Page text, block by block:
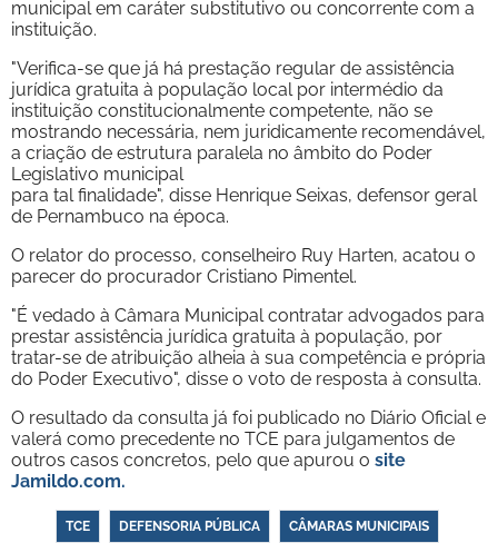
municipal em caráter substitutivo ou concorrente com a
instituição.
"Verifica-se que já há prestação regular de assistência
jurídica gratuita à população local por intermédio da
instituição constitucionalmente competente, não se
mostrando necessária, nem juridicamente recomendável,
a criação de estrutura paralela no âmbito do Poder
Legislativo municipal
para tal finalidade", disse Henrique Seixas, defensor geral
de Pernambuco na época.
O relator do processo, conselheiro Ruy Harten, acatou o
parecer do procurador Cristiano Pimentel.
"É vedado à Câmara Municipal contratar advogados para
prestar assistência jurídica gratuita à população, por
tratar-se de atribuição alheia à sua competência e própria
do Poder Executivo", disse o voto de resposta à consulta.
O resultado da consulta já foi publicado no Diário Oficial e
valerá como precedente no TCE para julgamentos de
outros casos concretos, pelo que apurou o site
Jamildo.com.
TCE DEFENSORIA PÚBLICA CÂMARAS MUNICIPAIS